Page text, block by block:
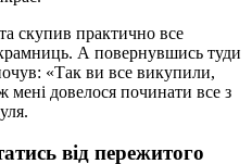
скупив практично все
крамниць. А повернувшись туди
«Так ви все викупили,
мені довелося починати все з
від пережитого